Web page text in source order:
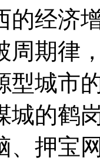
的经济
周期律
型城市
城的鹤
、押宝